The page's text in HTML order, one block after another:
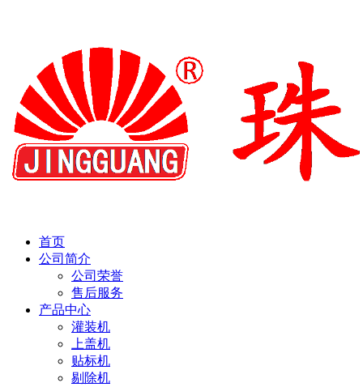
首页
公司简介
公司荣誉
售后服务
产品中心
灌装机
上盖机
贴标机
剔除机